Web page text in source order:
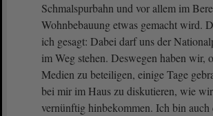
Schmalspurbahn und vor allem im
Wohnbebauung etwas gemacht wird.
ich gesagt: Dabei darf uns der
im Weg stehen. Deswegen haben wir,
Medien zu beteiligen, einige Tage
bei mir im Haus zu diskutieren, wie
vernünftig hinbekommen. Ich bin auch